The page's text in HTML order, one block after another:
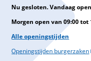
Nu gesloten. Vandaag
Morgen open van 09:00 tot
Alle openingstijden
Openingstijden burgerzaken